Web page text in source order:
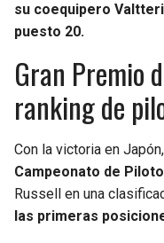
su coequipero
puesto 20.
Gran Premio
ranking de
Con la victoria en Japón,
Campeonato de
Russell en una
las primeras